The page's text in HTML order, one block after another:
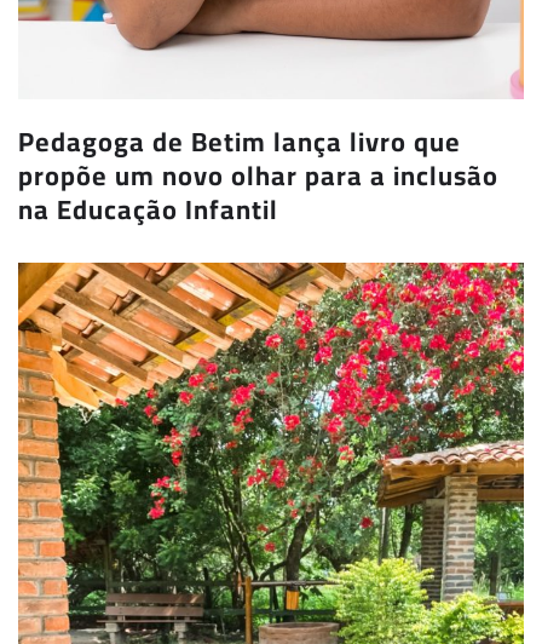
Pedagoga de Betim lança livro que
propõe um novo olhar para a inclusão
na Educação Infantil